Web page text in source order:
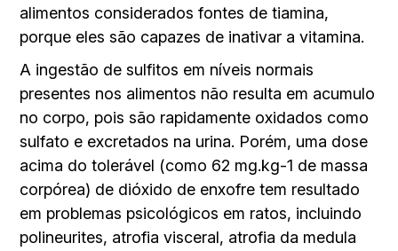
alimentos considerados fontes de tiamina,
porque eles são capazes de inativar a vitamina.
A ingestão de sulfitos em níveis normais
presentes nos alimentos não resulta em acumulo
no corpo, pois são rapidamente oxidados como
sulfato e excretados na urina. Porém, uma dose
acima do tolerável (como 62 mg.kg-1 de massa
corpórea) de dióxido de enxofre tem resultado
em problemas psicológicos em ratos, incluindo
polineurites, atrofia visceral, atrofia da medula